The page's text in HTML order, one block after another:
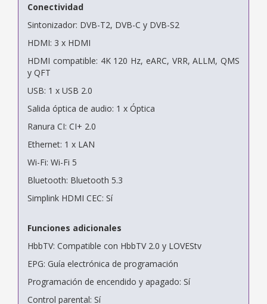
Conectividad
Sintonizador: DVB-T2, DVB-C y DVB-S2
HDMI: 3 x HDMI
HDMI compatible: 4K 120 Hz, eARC, VRR, ALLM, QMS
y QFT
USB: 1 x USB 2.0
Salida óptica de audio: 1 x Óptica
Ranura CI: CI+ 2.0
Ethernet: 1 x LAN
Wi-Fi: Wi-Fi 5
Bluetooth: Bluetooth 5.3
Simplink HDMI CEC: Sí
Funciones adicionales
HbbTV: Compatible con HbbTV 2.0 y LOVEStv
EPG: Guía electrónica de programación
Programación de encendido y apagado: Sí
Control parental: Sí